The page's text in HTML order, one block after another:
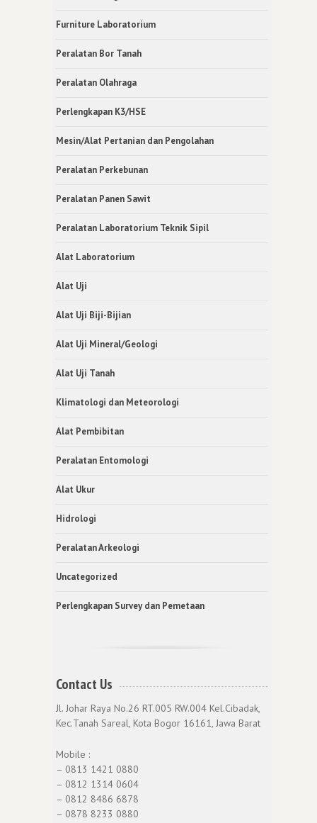
Furniture Laboratorium
Peralatan Bor Tanah
Peralatan Olahraga
Perlengkapan K3/HSE
Mesin/Alat Pertanian dan Pengolahan
Peralatan Perkebunan
Peralatan Panen Sawit
Peralatan Laboratorium Teknik Sipil
Alat Laboratorium
Alat Uji
Alat Uji Biji-Bijian
Alat Uji Mineral/Geologi
Alat Uji Tanah
Klimatologi dan Meteorologi
Alat Pembibitan
Peralatan Entomologi
Alat Ukur
Hidrologi
Peralatan Arkeologi
Uncategorized
Perlengkapan Survey dan Pemetaan
Contact Us
Jl. Johar Raya No.26 RT.005 RW.004 Kel.Cibadak,
Kec.Tanah Sareal, Kota Bogor 16161, Jawa Barat
Mobile :
– 0813 1421 0880
– 0812 1314 0604
– 0812 8486 6878
– 0878 8233 0880